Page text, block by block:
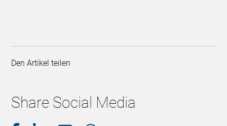
Den Artikel teilen
Share Social Media